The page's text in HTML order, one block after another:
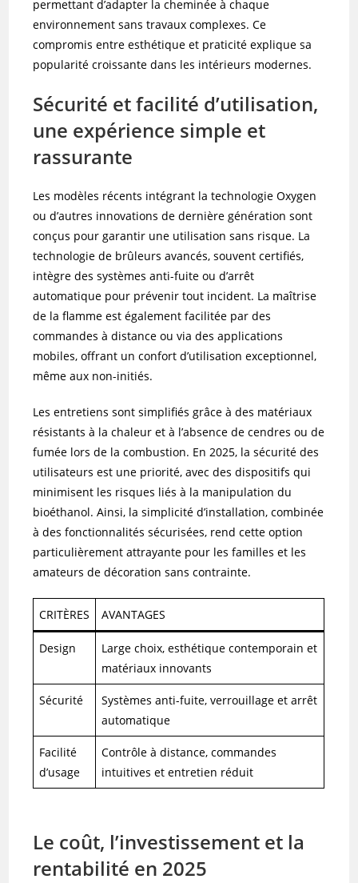
permettant d’adapter la cheminée à chaque
environnement sans travaux complexes. Ce
compromis entre esthétique et praticité explique sa
popularité croissante dans les intérieurs modernes.
Sécurité et facilité d’utilisation,
une expérience simple et
rassurante
Les modèles récents intégrant la technologie Oxygen
ou d’autres innovations de dernière génération sont
conçus pour garantir une utilisation sans risque. La
technologie de brûleurs avancés, souvent certifiés,
intègre des systèmes anti-fuite ou d’arrêt
automatique pour prévenir tout incident. La maîtrise
de la flamme est également facilitée par des
commandes à distance ou via des applications
mobiles, offrant un confort d’utilisation exceptionnel,
même aux non-initiés.
Les entretiens sont simplifiés grâce à des matériaux
résistants à la chaleur et à l’absence de cendres ou de
fumée lors de la combustion. En 2025, la sécurité des
utilisateurs est une priorité, avec des dispositifs qui
minimisent les risques liés à la manipulation du
bioéthanol. Ainsi, la simplicité d’installation, combinée
à des fonctionnalités sécurisées, rend cette option
particulièrement attrayante pour les familles et les
amateurs de décoration sans contrainte.
CRITÈRES AVANTAGES
Design
Large choix, esthétique contemporain et
matériaux innovants
Sécurité
Systèmes anti-fuite, verrouillage et arrêt
automatique
Facilité
d’usage
Contrôle à distance, commandes
intuitives et entretien réduit
Le coût, l’investissement et la
rentabilité en 2025